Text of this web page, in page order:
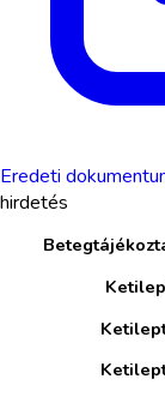
Eredeti
hirdetés